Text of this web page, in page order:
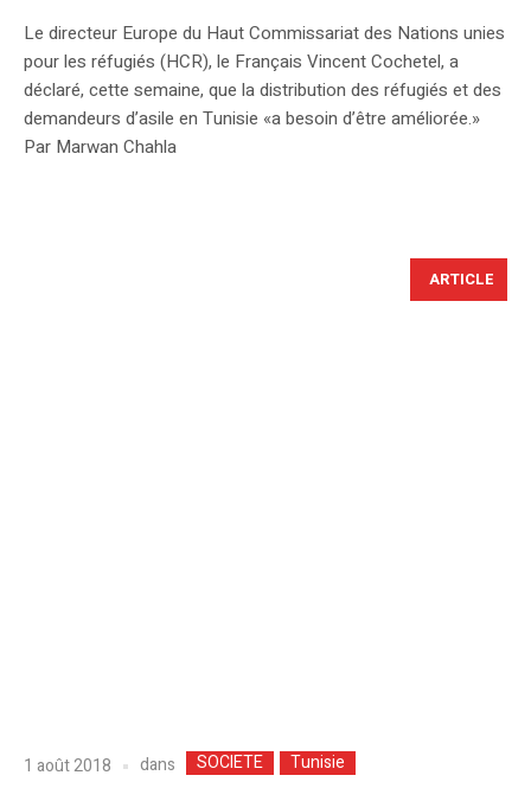
Le directeur Europe du Haut Commissariat des Nations unies
pour les réfugiés (HCR), le Français Vincent Cochetel, a
déclaré, cette semaine, que la distribution des réfugiés et des
demandeurs d’asile en Tunisie «a besoin d’être améliorée.»
Par Marwan Chahla
ARTICLE
1 août 2018 dans SOCIETE Tunisie